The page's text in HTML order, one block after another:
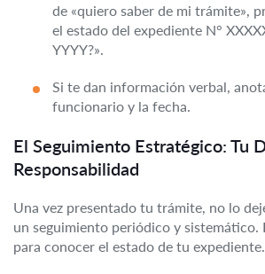
de «quiero saber de mi trámite»,
el estado del expediente N°
YYYY?».
Si te dan información verbal,
funcionario y la fecha.
El Seguimiento Estratégico: Tu
Responsabilidad
Una vez presentado tu trámite, no lo
un seguimiento periódico y sistemático.
para conocer el estado de tu expediente.